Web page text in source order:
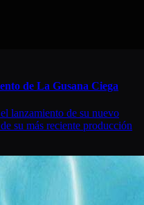
de La Gusana Ciega
lanzamiento de su nuevo
su más reciente producción